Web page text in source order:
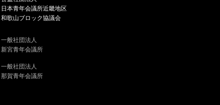
日本青年会議所近畿地区
和歌山ブロック協議会
一般社団法人
新宮青年会議所
一般社団法人
那賀青年会議所